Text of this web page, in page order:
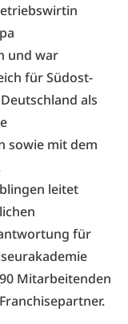
und war
für Südost-
als
sowie mit dem
leitet
für
Mitarbeitenden